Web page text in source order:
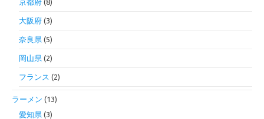
京都府 (8)
大阪府 (3)
奈良県 (5)
岡山県 (2)
フランス (2)
ラーメン (13)
愛知県 (3)